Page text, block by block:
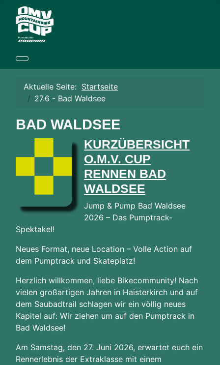
Aktuelle Seite: Startseite
27.6 - Bad Waldsee
BAD WALDSEE
KURZÜBERSICHT
O.M.V. CUP
RENNEN BAD
WALDSEE
Jump & Pump Bad Waldsee
2026 – Das Pumptrack-
Spektakel!
Neues Format, neue Location – Volle Action auf
dem Pumptrack und Skateplatz!
Herzlich willkommen, liebe Bikecommunity! Nach
vielen großartigen Jahren in Haisterkirch und auf
dem Saubadtrail schlagen wir ein völlig neues
Kapitel auf: Wir ziehen um auf den Pumptrack in
Bad Waldsee!
Am Samstag, den 27. Juni 2026, erwartet euch ein
Rennerlebnis der Extraklasse mit einem